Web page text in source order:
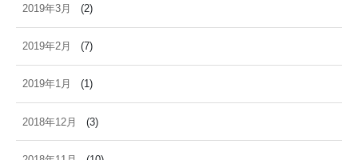
2019年3月 (2)
2019年2月 (7)
2019年1月 (1)
2018年12月 (3)